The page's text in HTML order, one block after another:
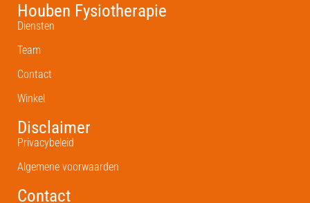
Houben Fysiotherapie
Diensten
Team
Contact
Winkel
Disclaimer
Privacybeleid
Algemene voorwaarden
Contact